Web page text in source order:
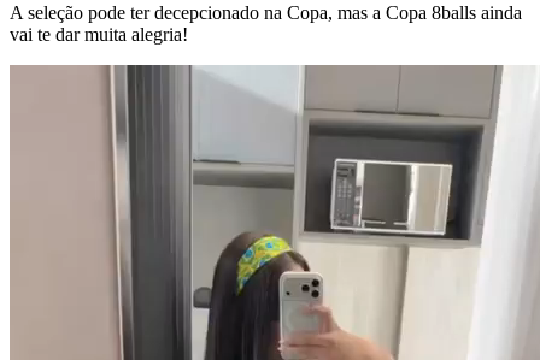
A seleção pode ter decepcionado na Copa, mas a Copa 8balls ainda
vai te dar muita alegria!